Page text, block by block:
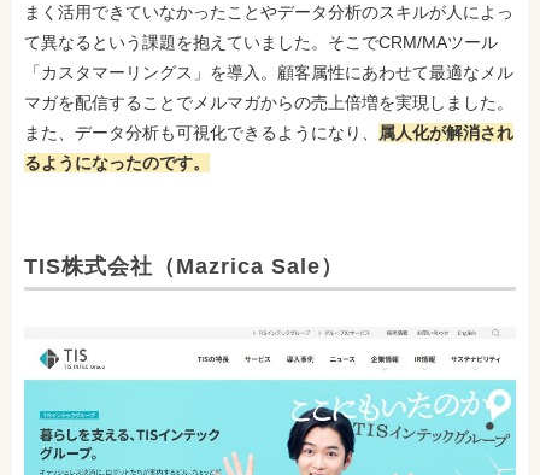
まく活用できていなかったことやデータ分析のスキルが人によっ
て異なるという課題を抱えていました。そこでCRM/MAツール
「カスタマーリングス」を導入。顧客属性にあわせて最適なメル
マガを配信することでメルマガからの売上倍増を実現しました。
また、データ分析も可視化できるようになり、
属人化が解消され
るようになったのです。
TIS株式会社（Mazrica Sale）